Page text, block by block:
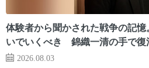
体験者から聞かされた戦争の記
いでいくべき 錦織一清の手で復
2026.08.03